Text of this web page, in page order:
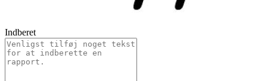
Indberet